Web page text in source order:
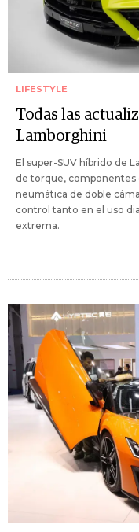
LIFESTYLE
Todas las
Lamborghini
El super-SUV híbrido de
de torque, componentes
neumática de doble
control tanto en el uso
extrema.